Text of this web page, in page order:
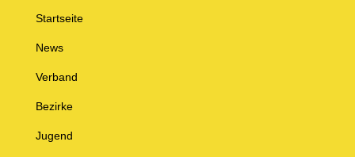
Startseite
News
Verband
Bezirke
Jugend